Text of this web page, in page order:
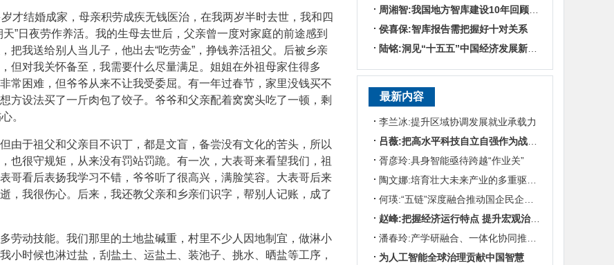
才结婚成家，母亲积劳成疾无钱医治，在我两岁半时去世，我和四
”日夜劳作养活。我的生母去世后，父亲曾一度对家庭的前途感到
把我送给别人当儿子，他出去“吃劳金”，挣钱养活祖父。后被乡亲
但对我关怀备至，我需要什么尽量满足。姐姐在外祖母家住得多
常困难，但爷爷从来不让我受委屈。有一年过春节，家里没钱买不
方设法买了一斤肉包了饺子。爷爷和父亲配着窝窝头吃了一顿，剩
。
由于祖父和父亲目不识丁，都是文盲，备尝没有文化的苦头，所以
也很守规矩，从来没有罚站罚跪。有一次，大表哥来看望我们，祖
哥看后表扬我学习不错，爷爷听了很高兴，满脸笑容。大表哥后来
，我很伤心。后来，我还教父亲和乡亲们识字，帮别人记账，成了
劳动技能。我们那里的土地盐碱重，村里不少人因地制宜，做淋小
小时候也淋过盐，刮盐土、运盐土、装池子、挑水、晒盐等工序，
周湘智:我国地方智库建设10年回顾与展望
侯喜保:智库报告需把握好十对关系
陆铭:洞见“十五五”中国经济发展新趋势——对话上海交通大学中国发展研究院执行院长陆铭
最新内容
李兰冰:提升区域协调发展就业承载力
吕薇:把高水平科技自立自强作为战略支撑
胥彦玲:具身智能亟待跨越“作业关”
陶文娜:培育壮大未来产业的多重驱动机制
何瑛:“五链”深度融合推动国企民企协同发展
赵峰:把握经济运行特点 提升宏观治理效能
潘春玲:产学研融合、一体化协同推动农业科技创新
为人工智能全球治理贡献中国智慧